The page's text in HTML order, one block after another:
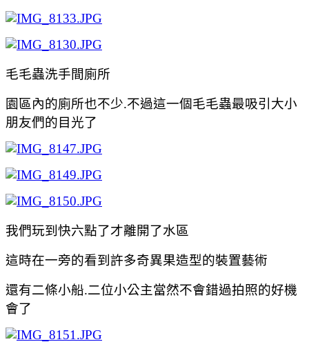
毛毛蟲洗手間廁所
園區內的廁所也不少.不過這一個毛毛蟲最吸引大小
朋友們的目光了
我們玩到快六點了才離開了水區
這時在一旁的看到許多奇異果造型的裝置藝術
還有二條小船.二位小公主當然不會錯過拍照的好機
會了